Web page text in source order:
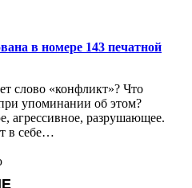
в номере 143 печатной
слово «конфликт»? Что
упоминании об этом?
агрессивное, разрушающее.
в себе…